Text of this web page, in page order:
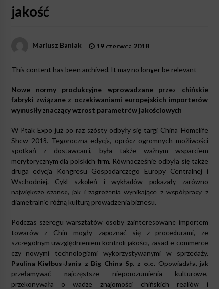
jakość
Mariusz Baniak 19 czerwca 2018
This content has been archived. It may no longer be relevant
Nowe normy produkcyjne wprowadzane przez chińskie
fabryki związane z oczekiwaniami europejskich importerów
wymusiły znaczący wzrost parametrów jakościowych
W Ptak Expo już po raz szósty odbyły się targi China Homelife
Show 2018. Tegoroczna edycja, oprócz ogromnych możliwości
spotkań z dostawcami, była także ważnym wsparciem
merytorycznym dla polskich firm. Równocześnie odbyła się także
druga edycja Kongresu Gospodarczego Europy Centralnej i
Wschodniej. Cykl szkoleń i wykładów pokazały zarówno
największe szanse, jak i zagrożenia wynikające z współpracy z
diametralnie różną kulturą prowadzenia biznesu.
Podczas szeregu warsztatów osoby zainteresowane importem
towarów z Chin mogły zapoznać się z procedurami, ze
szczególnym uwzględnieniem kontroli jakości, zasad e-commerce
czy nowymi technologiami wykorzystywanymi w sprzedaży.
Paulina Kiełbus-Jania z Big China Sp. z o.o.Opowiadała, jak
przełamywać najczęstsze nieporozumienia kulturowe,
przekonywała o wadze znajomości chińskich realiów i